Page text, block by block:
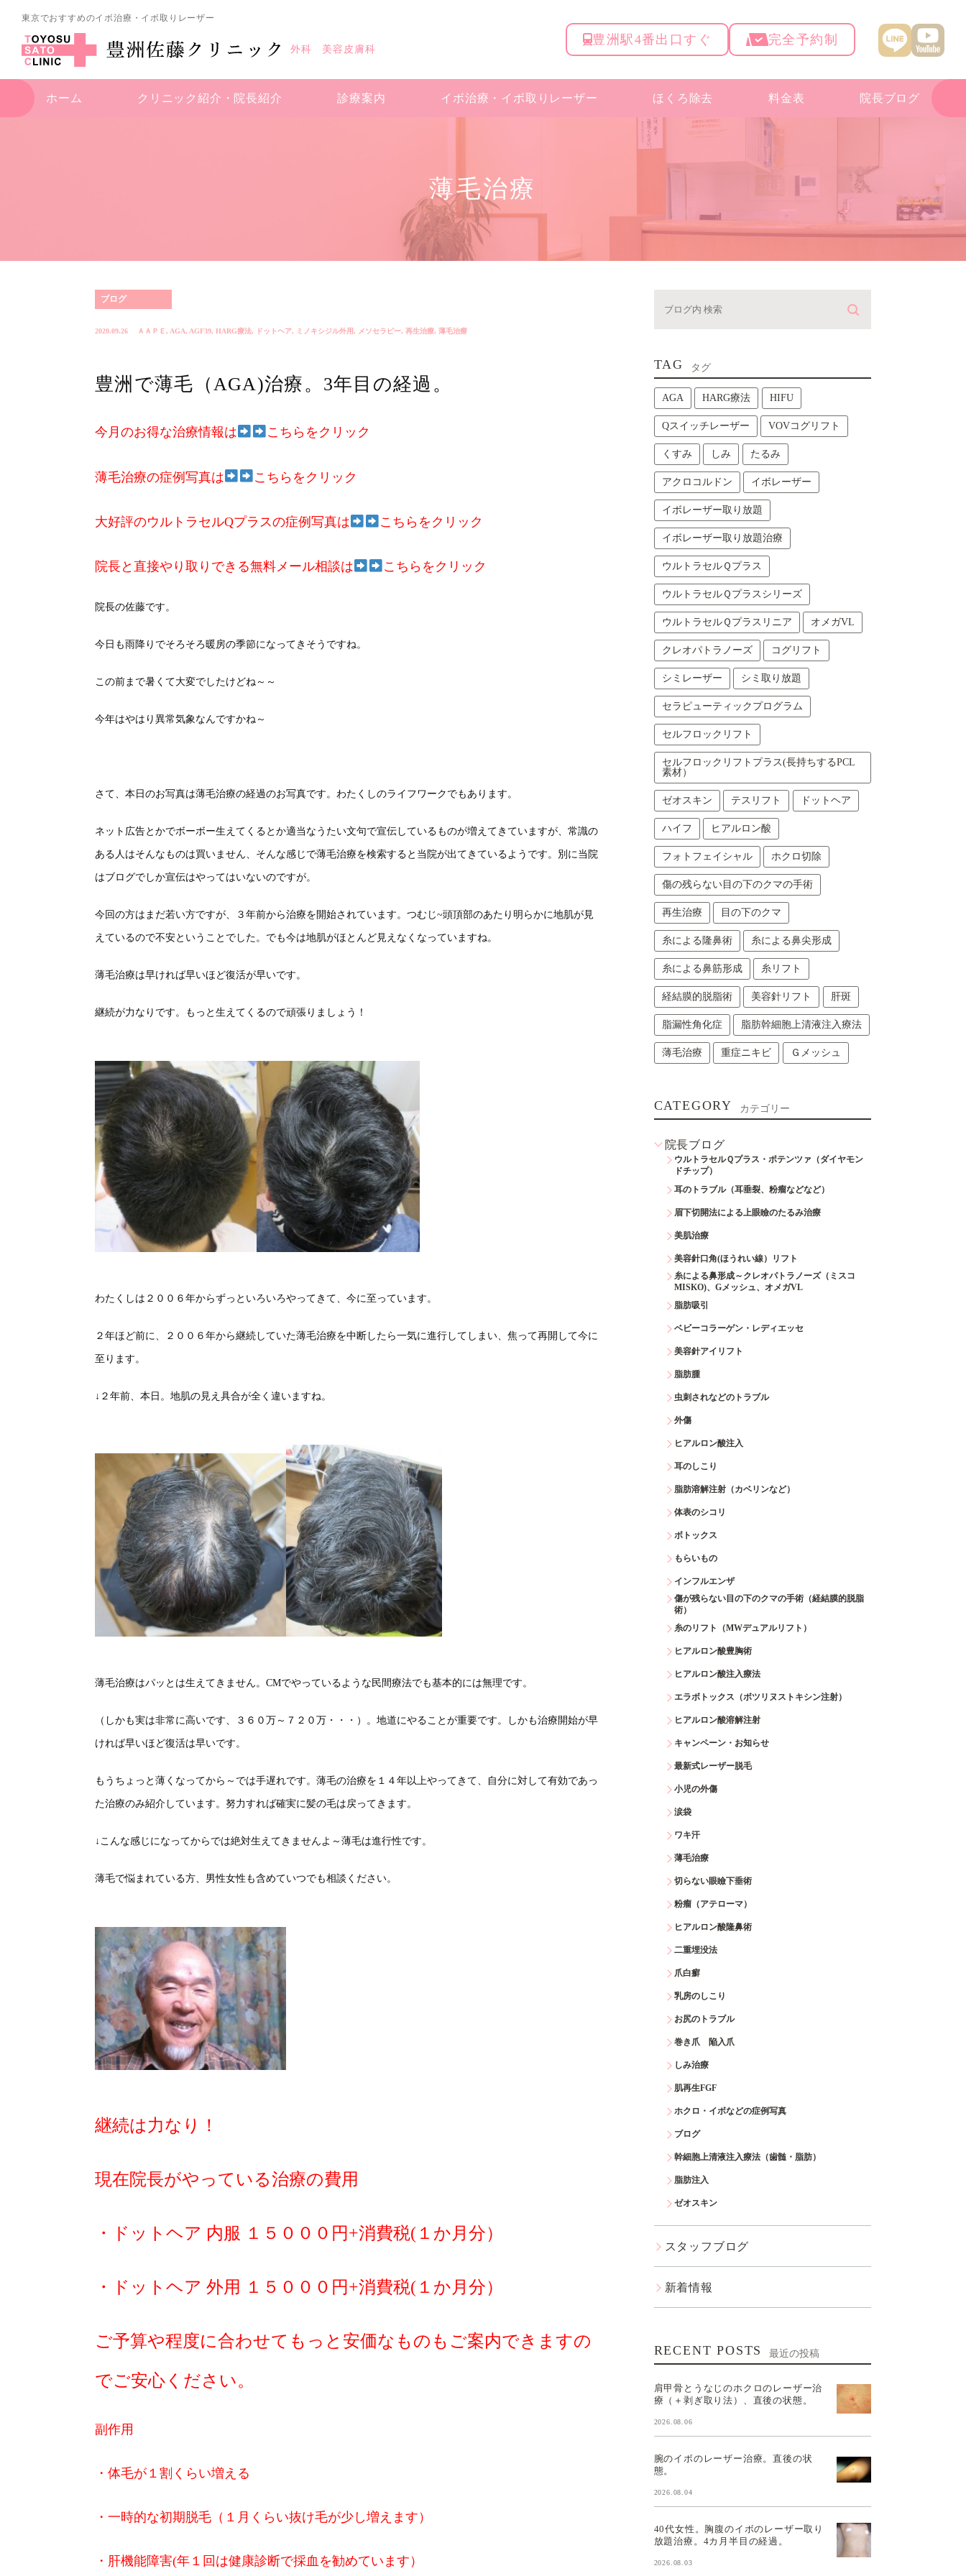
東京でおすすめのイボ治療・イボ取りレーザー
外科 美容皮膚科
豊洲駅4番出口すぐ 完全予約制
ホーム クリニック紹介・ 院長紹介 診療案内 イボ治療・ イボ取りレーザー ほくろ除去 料金表 院長ブログ
薄毛治療
ブログ
2020.09.26 ＡＡＰＥ, AGA, AGF39, HARG療法, ドットヘア, ミノキシジル外用, メソセラピー, 再生治療, 薄毛治療
豊洲で薄毛（AGA)治療。3年目の経過。
今月のお得な治療情報は こちらをクリック
薄毛治療の症例写真は こちらをクリック
大好評のウルトラセルQプラスの症例写真は こちらをクリック
院長と直接やり取りできる無料メール相談は こちらをクリック
院長の佐藤です。
今日も雨降りでそろそろ暖房の季節になってきそうですね。
この前まで暑くて大変でしたけどね～～
今年はやはり異常気象なんですかね～
さて、本日のお写真は薄毛治療の経過のお写真です。わたくしのライフワークでもあります。
ネット広告とかでボーボー生えてくるとか適当なうたい文句で宣伝しているものが増えてきていますが、常識の
ある人はそんなものは買いません、そんな感じで薄毛治療を検索すると当院が出てきているようです。別に当院
はブログでしか宣伝はやってはいないのですが。
今回の方はまだ若い方ですが、３年前から治療を開始されています。つむじ~頭頂部のあたり明らかに地肌が見
えているので不安ということでした。でも今は地肌がほとんど見えなくなっていますね。
薄毛治療は早ければ早いほど復活が早いです。
継続が力なりです。もっと生えてくるので頑張りましょう！
わたくしは２００６年からずっといろいろやってきて、今に至っています。
２年ほど前に、２００６年から継続していた薄毛治療を中断したら一気に進行してしまい、焦って再開して今に
至ります。
↓２年前、本日。地肌の見え具合が全く違いますね。
薄毛治療はパッとは生えてきません。CMでやっているような民間療法でも基本的には無理です。
（しかも実は非常に高いです、３６０万～７２０万・・・）。地道にやることが重要です。しかも治療開始が早
ければ早いほど復活は早いです。
もうちょっと薄くなってから～では手遅れです。薄毛の治療を１４年以上やってきて、自分に対して有効であっ
た治療のみ紹介しています。努力すれば確実に髪の毛は戻ってきます。
↓こんな感じになってからでは絶対生えてきませんよ～薄毛は進行性です。
薄毛で悩まれている方、男性女性も含めていつでも相談ください。
継続は力なり！
現在院長がやっている治療の費用
・ドットヘア 内服 １５０００円+消費税(１か月分）
・ドットヘア 外用 １５０００円+消費税(１か月分）
ご予算や程度に合わせてもっと安価なものもご案内できますの
でご安心ください。
副作用
・体毛が１割くらい増える
・一時的な初期脱毛（１月くらい抜け毛が少し増えます）
・肝機能障害(年１回は健康診断で採血を勧めています）
TAG タグ
AGA HARG療法 HIFU
Qスイッチレーザー VOVコグリフト
くすみ しみ たるみ
アクロコルドン イボレーザー
イボレーザー取り放題
イボレーザー取り放題治療
ウルトラセルＱプラス
ウルトラセルＱプラスシリーズ
ウルトラセルＱプラスリニア オメガVL
クレオパトラノーズ コグリフト
シミレーザー シミ取り放題
セラピューティックプログラム
セルフロックリフト
セルフロックリフトプラス(長持ちするPCL
素材）
ゼオスキン テスリフト ドットヘア
ハイフ ヒアルロン酸
フォトフェイシャル ホクロ切除
傷の残らない目の下のクマの手術
再生治療 目の下のクマ
糸による隆鼻術 糸による鼻尖形成
糸による鼻筋形成 糸リフト
経結膜的脱脂術 美容針リフト 肝斑
脂漏性角化症 脂肪幹細胞上清液注入療法
薄毛治療 重症ニキビ Ｇメッシュ
CATEGORY カテゴリー
院長ブログ
ウルトラセルＱプラス・ポテンツァ（ダイヤモン
ドチップ）
耳のトラブル（耳垂裂、粉瘤などなど）
眉下切開法による上眼瞼のたるみ治療
美肌治療
美容針口角(ほうれい線）リフト
糸による鼻形成～クレオパトラノーズ（ミスコ
MISKO)、Gメッシュ、オメガVL
脂肪吸引
ベビーコラーゲン・レディエッセ
美容針アイリフト
脂肪腫
虫刺されなどのトラブル
外傷
ヒアルロン酸注入
耳のしこり
脂肪溶解注射（カベリンなど）
体表のシコリ
ボトックス
もらいもの
インフルエンザ
傷が残らない目の下のクマの手術（経結膜的脱脂
術）
糸のリフト（MWデュアルリフト）
ヒアルロン酸豊胸術
ヒアルロン酸注入療法
エラボトックス（ボツリヌストキシン注射）
ヒアルロン酸溶解注射
キャンペーン・お知らせ
最新式レーザー脱毛
小児の外傷
涙袋
ワキ汗
薄毛治療
切らない眼瞼下垂術
粉瘤（アテローマ）
ヒアルロン酸隆鼻術
二重埋没法
爪白癬
乳房のしこり
お尻のトラブル
巻き爪 陥入爪
しみ治療
肌再生FGF
ホクロ・イボなどの症例写真
ブログ
幹細胞上清液注入療法（歯髄・脂肪）
脂肪注入
ゼオスキン
スタッフブログ
新着情報
RECENT POSTS 最近の投稿
肩甲骨とうなじのホクロのレーザー治
療（＋剥ぎ取り法）、直後の状態。
2026.08.06
腕のイボのレーザー治療。直後の状
態。
2026.08.04
40代女性。胸腹のイボのレーザー取り
放題治療。4カ月半目の経過。
2026.08.03